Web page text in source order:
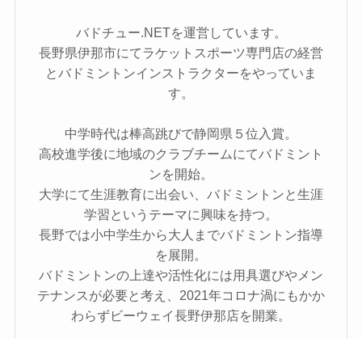
バドチュー.NETを運営しています。
長野県伊那市にてラケットスポーツ専門店の経営
とバドミントンインストラクターをやっていま
す。
中学時代は棒高跳びで静岡県５位入賞。
高校進学後に地域のクラブチームにてバドミント
ンを開始。
大学にて生涯教育に出会い、バドミントンと生涯
学習というテーマに興味を持つ。
長野では小中学生から大人までバドミントン指導
を展開。
バドミントンの上達や活性化には用具選びやメン
テナンスが必要と考え、2021年コロナ渦にもかか
わらずビーウェイ長野伊那店を開業。